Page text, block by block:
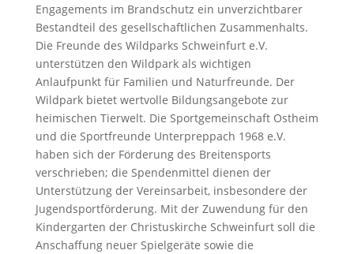
Engagements im Brandschutz ein unverzichtbarer
Bestandteil des gesellschaftlichen Zusammenhalts.
Die Freunde des Wildparks Schweinfurt e.V.
unterstützen den Wildpark als wichtigen
Anlaufpunkt für Familien und Naturfreunde. Der
Wildpark bietet wertvolle Bildungsangebote zur
heimischen Tierwelt. Die Sportgemeinschaft Ostheim
und die Sportfreunde Unterpreppach 1968 e.V.
haben sich der Förderung des Breitensports
verschrieben; die Spendenmittel dienen der
Unterstützung der Vereinsarbeit, insbesondere der
Jugendsportförderung. Mit der Zuwendung für den
Kindergarten der Christuskirche Schweinfurt soll die
Anschaffung neuer Spielgeräte sowie die